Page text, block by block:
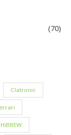
(70)
Clatronic
HiBREW